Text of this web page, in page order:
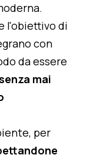
l'obiettivo di
con
da essere
mai
per